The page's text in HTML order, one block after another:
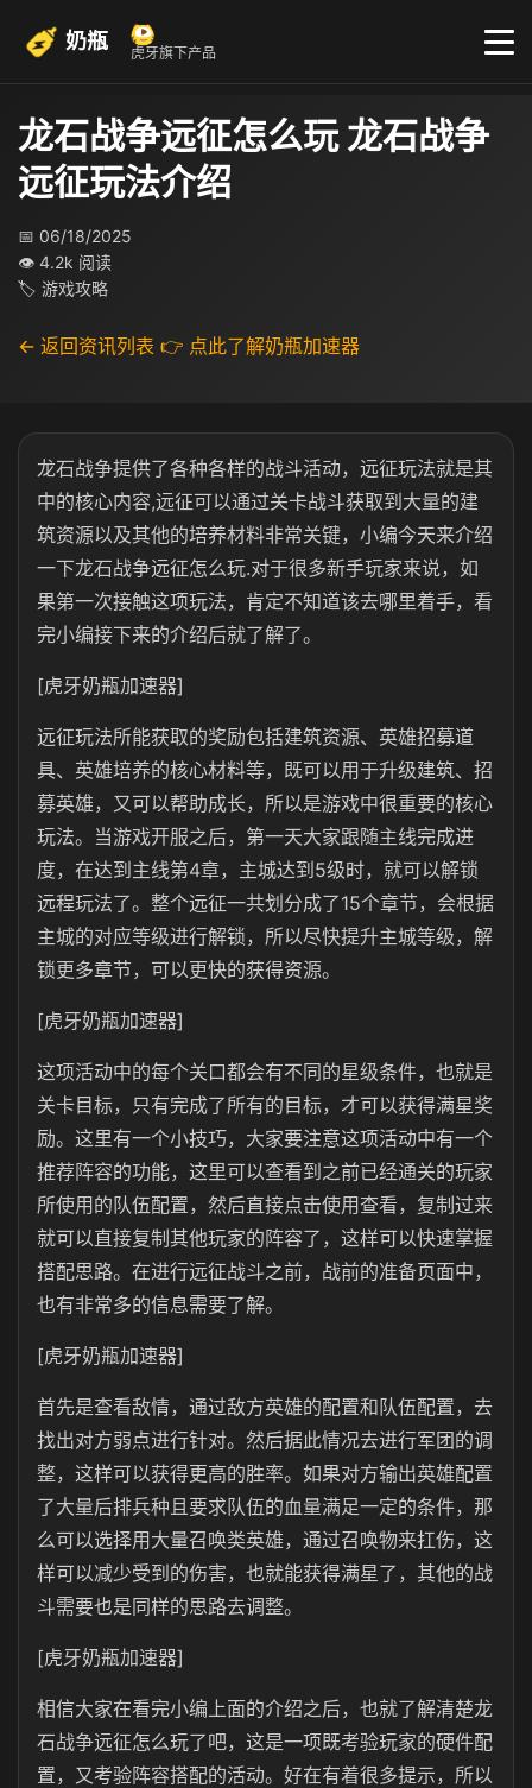
奶瓶 虎牙旗下产品
龙石战争远征怎么玩 龙石战争
远征玩法介绍
📅 06/18/2025
👁 4.2k 阅读
🏷 游戏攻略
← 返回资讯列表 👉 点此了解奶瓶加速器
龙石战争提供了各种各样的战斗活动，远征玩法就是其
中的核心内容,远征可以通过关卡战斗获取到大量的建
筑资源以及其他的培养材料非常关键，小编今天来介绍
一下龙石战争远征怎么玩.对于很多新手玩家来说，如
果第一次接触这项玩法，肯定不知道该去哪里着手，看
完小编接下来的介绍后就了解了。
[虎牙奶瓶加速器]
远征玩法所能获取的奖励包括建筑资源、英雄招募道
具、英雄培养的核心材料等，既可以用于升级建筑、招
募英雄，又可以帮助成长，所以是游戏中很重要的核心
玩法。当游戏开服之后，第一天大家跟随主线完成进
度，在达到主线第4章，主城达到5级时，就可以解锁
远程玩法了。整个远征一共划分成了15个章节，会根据
主城的对应等级进行解锁，所以尽快提升主城等级，解
锁更多章节，可以更快的获得资源。
[虎牙奶瓶加速器]
这项活动中的每个关口都会有不同的星级条件，也就是
关卡目标，只有完成了所有的目标，才可以获得满星奖
励。这里有一个小技巧，大家要注意这项活动中有一个
推荐阵容的功能，这里可以查看到之前已经通关的玩家
所使用的队伍配置，然后直接点击使用查看，复制过来
就可以直接复制其他玩家的阵容了，这样可以快速掌握
搭配思路。在进行远征战斗之前，战前的准备页面中，
也有非常多的信息需要了解。
[虎牙奶瓶加速器]
首先是查看敌情，通过敌方英雄的配置和队伍配置，去
找出对方弱点进行针对。然后据此情况去进行军团的调
整，这样可以获得更高的胜率。如果对方输出英雄配置
了大量后排兵种且要求队伍的血量满足一定的条件，那
么可以选择用大量召唤类英雄，通过召唤物来扛伤，这
样可以减少受到的伤害，也就能获得满星了，其他的战
斗需要也是同样的思路去调整。
[虎牙奶瓶加速器]
相信大家在看完小编上面的介绍之后，也就了解清楚龙
石战争远征怎么玩了吧，这是一项既考验玩家的硬件配
置，又考验阵容搭配的活动。好在有着很多提示，所以